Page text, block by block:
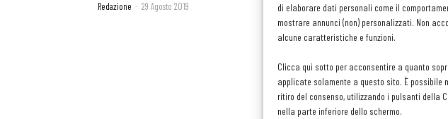
di elaborare dati personali come il
mostrare annunci (non) personalizzati. Non
alcune caratteristiche e funzioni.
Clicca qui sotto per acconsentire a quanto
applicate solamente a questo sito. È possibile
ritiro del consenso, utilizzando i pulsanti della
nella parte inferiore dello schermo.
Redazione - 29 Agosto 2019